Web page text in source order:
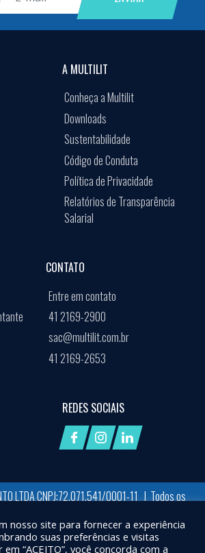
A MULTILIT
Conheça a Multilit
Downloads
Sustentabilidade
Código de Conduta
Política de Privacidade
Relatórios de Transparência
Salarial
CONTATO
Entre em contato
41 2169-2900
sac@multilit.com.br
41 2169-2653
REDES SOCIAIS
LTDA CNPJ:72.071.541/0001-11 | Todos os
por:Job Space
nosso site para fornecer a experiência
suas preferências e visitas
“ACEITO”, você concorda com a